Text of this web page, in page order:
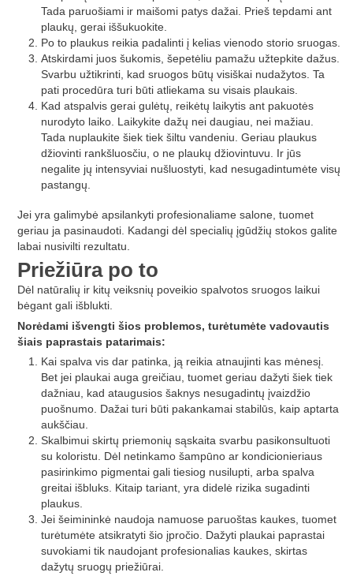
Tada paruošiami ir maišomi patys dažai. Prieš tepdami ant
plaukų, gerai iššukuokite.
Po to plaukus reikia padalinti į kelias vienodo storio sruogas.
Atskirdami juos šukomis, šepetėliu pamažu užtepkite dažus.
Svarbu užtikrinti, kad sruogos būtų visiškai nudažytos. Ta
pati procedūra turi būti atliekama su visais plaukais.
Kad atspalvis gerai gulėtų, reikėtų laikytis ant pakuotės
nurodyto laiko. Laikykite dažų nei daugiau, nei mažiau.
Tada nuplaukite šiek tiek šiltu vandeniu. Geriau plaukus
džiovinti rankšluosčiu, o ne plaukų džiovintuvu. Ir jūs
negalite jų intensyviai nušluostyti, kad nesugadintumėte visų
pastangų.
Jei yra galimybė apsilankyti profesionaliame salone, tuomet
geriau ja pasinaudoti. Kadangi dėl specialių įgūdžių stokos galite
labai nusivilti rezultatu.
Priežiūra po to
Dėl natūralių ir kitų veiksnių poveikio spalvotos sruogos laikui
bėgant gali išblukti.
Norėdami išvengti šios problemos, turėtumėte vadovautis
šiais paprastais patarimais:
Kai spalva vis dar patinka, ją reikia atnaujinti kas mėnesį.
Bet jei plaukai auga greičiau, tuomet geriau dažyti šiek tiek
dažniau, kad ataugusios šaknys nesugadintų įvaizdžio
puošnumo. Dažai turi būti pakankamai stabilūs, kaip aptarta
aukščiau.
Skalbimui skirtų priemonių sąskaita svarbu pasikonsultuoti
su koloristu. Dėl netinkamo šampūno ar kondicionieriaus
pasirinkimo pigmentai gali tiesiog nusilupti, arba spalva
greitai išbluks. Kitaip tariant, yra didelė rizika sugadinti
plaukus.
Jei šeimininkė naudoja namuose paruoštas kaukes, tuomet
turėtumėte atsikratyti šio įpročio. Dažyti plaukai paprastai
suvokiami tik naudojant profesionalias kaukes, skirtas
dažytų sruogų priežiūrai.